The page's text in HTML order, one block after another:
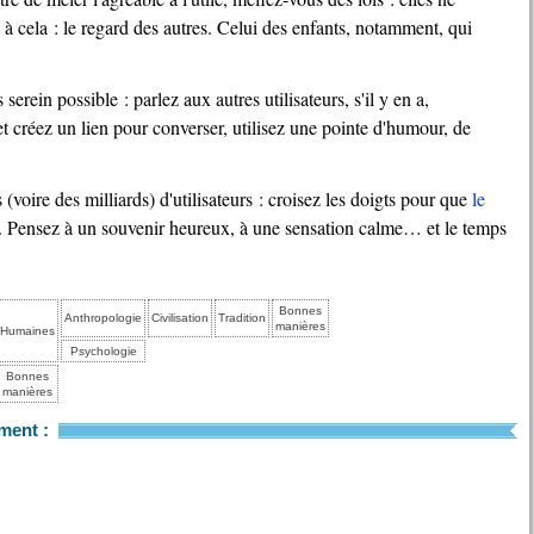
cela : le regard des autres. Celui des enfants, notamment, qui
créez un lien pour converser, utilisez une pointe d'humour, de
(voire des milliards) d'utilisateurs : croisez les doigts pour quele
Pensez à un souvenir heureux, à une sensation calme… et le temps
Humaines
Anthropologie Civilisation Tradition
Bonnes
manières
Psychologie
Bonnes
manières
: